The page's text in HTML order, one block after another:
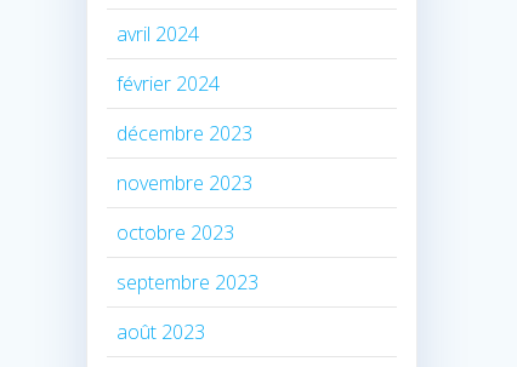
avril 2024
février 2024
décembre 2023
novembre 2023
octobre 2023
septembre 2023
août 2023